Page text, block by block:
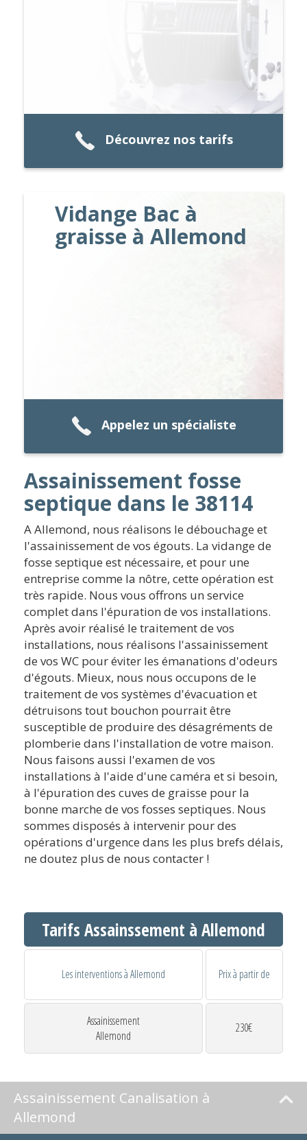
Découvrez nos tarifs
Vidange Bac à
graisse à Allemond
Appelez un spécialiste
Assainissement fosse
septique dans le 38114
A Allemond, nous réalisons le débouchage et
l'assainissement de vos égouts. La vidange de
fosse septique est nécessaire, et pour une
entreprise comme la nôtre, cette opération est
très rapide. Nous vous offrons un service
complet dans l'épuration de vos installations.
Après avoir réalisé le traitement de vos
installations, nous réalisons l'assainissement
de vos WC pour éviter les émanations d'odeurs
d'égouts. Mieux, nous nous occupons de le
traitement de vos systèmes d'évacuation et
détruisons tout bouchon pourrait être
susceptible de produire des désagréments de
plomberie dans l'installation de votre maison.
Nous faisons aussi l'examen de vos
installations à l'aide d'une caméra et si besoin,
à l'épuration des cuves de graisse pour la
bonne marche de vos fosses septiques. Nous
sommes disposés à intervenir pour des
opérations d'urgence dans les plus brefs délais,
ne doutez plus de nous contacter !
Tarifs Assainssement à Allemond
Les interventions à Allemond Prix à partir de
Assainissement
Allemond
230€
Assainissement Canalisation à
Allemond